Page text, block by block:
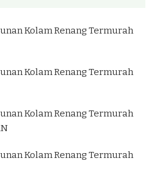
Kolam Renang Termurah
Kolam Renang Termurah
Kolam Renang Termurah
Kolam Renang Termurah